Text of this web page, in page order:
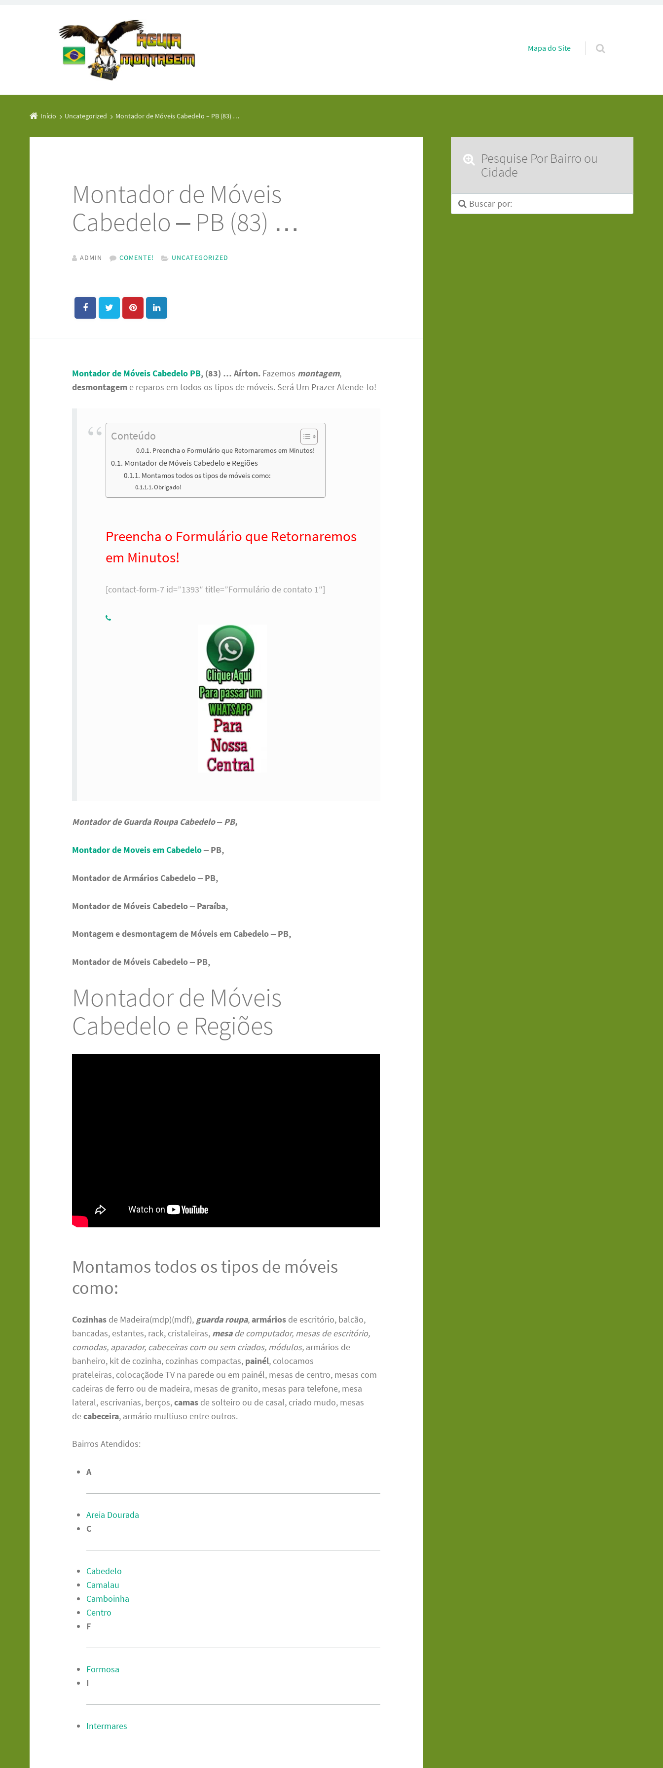
Pular para o conteúdo
Mapa do Site
Início Uncategorized Montador de Móveis Cabedelo – PB (83) …
Montador de Móveis
Cabedelo – PB (83) …
ADMIN COMENTE! UNCATEGORIZED
Montador de Móveis Cabedelo PB, (83) … Aírton. Fazemos montagem,
desmontagem e reparos em todos os tipos de móveis. Será Um Prazer Atende-lo!
Conteúdo
Preencha o Formulário que Retornaremos em Minutos!
Montador de Móveis Cabedelo e Regiões
Montamos todos os tipos de móveis como:
Obrigado!
Preencha o Formulário que Retornaremos
em Minutos!
[contact-form-7 id=”1393″ title=”Formulário de contato 1″]
Montador de Guarda Roupa Cabedelo – PB,
Montador de Moveis em Cabedelo– PB,
Montador de Armários Cabedelo – PB,
Montador de Móveis Cabedelo – Paraíba,
Montagem e desmontagem de Móveis em Cabedelo – PB,
Montador de Móveis Cabedelo – PB,
Montador de Móveis
Cabedelo e Regiões
Montamos todos os tipos de móveis
como:
Cozinhas de Madeira(mdp)(mdf), guarda roupa,armários de escritório, balcão,
bancadas, estantes, rack, cristaleiras, mesa de computador, mesas de escritório,
comodas, aparador, cabeceiras com ou sem criados, módulos, armários de
banheiro, kit de cozinha, cozinhas compactas, painél, colocamos
prateleiras, colocaçãode TV na parede ou em painél, mesas de centro, mesas com
cadeiras de ferro ou de madeira, mesas de granito, mesas para telefone, mesa
lateral, escrivanias, berços,camas de solteiro ou de casal, criado mudo, mesas
decabeceira, armário multiuso entre outros.
Bairros Atendidos:
A
Areia Dourada
C
Cabedelo
Camalau
Camboinha
Centro
F
Formosa
I
Intermares
Pesquise Por Bairro ou
Cidade